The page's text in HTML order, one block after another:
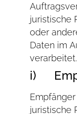
juristische
oder
Daten im
verarbeitet.
i)
juristische